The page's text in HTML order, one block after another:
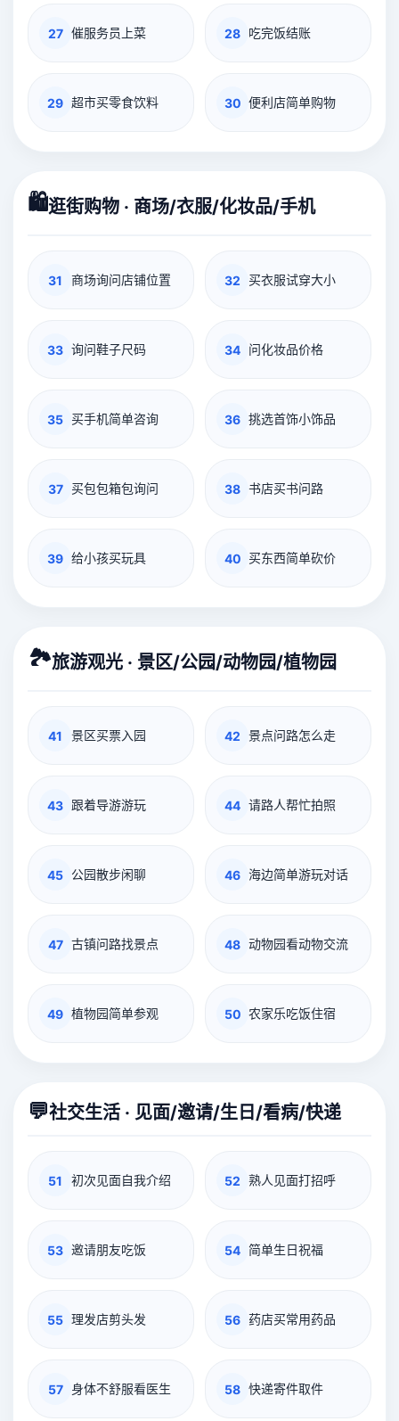
27 催服务员上菜 28 吃完饭结账
29 超市买零食饮料 30 便利店简单购物
🛍️逛街购物 · 商场/衣服/化妆品/手机
31 商场询问店铺位置 32 买衣服试穿大小
33 询问鞋子尺码 34 问化妆品价格
35 买手机简单咨询 36 挑选首饰小饰品
37 买包包箱包询问 38 书店买书问路
39 给小孩买玩具 40 买东西简单砍价
🏞️旅游观光 · 景区/公园/动物园/植物园
41 景区买票入园 42 景点问路怎么走
43 跟着导游游玩 44 请路人帮忙拍照
45 公园散步闲聊 46 海边简单游玩对话
47 古镇问路找景点 48 动物园看动物交流
49 植物园简单参观 50 农家乐吃饭住宿
💬社交生活 · 见面/邀请/生日/看病/快递
51 初次见面自我介绍 52 熟人见面打招呼
53 邀请朋友吃饭 54 简单生日祝福
55 理发店剪头发 56 药店买常用药品
57 身体不舒服看医生 58 快递寄件取件